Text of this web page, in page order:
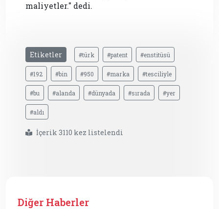
maliyetler." dedi.
Etiketler #türk #patent #enstitüsü
#192 #bin #950 #marka #tesciliyle
#bu #alanda #dünyada #sırada #yer
#aldı
İçerik 3110 kez listelendi
Diğer Haberler